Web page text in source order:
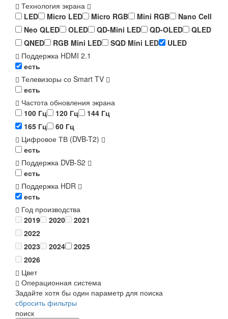
Технология экрана
LED
Micro LED Micro RGB Mini RGB
Nano Cell
Neo QLED
OLED QD-Mini LED QD-OLED
QLED
QNED
RGB Mini LED SQD Mini LED
ULED
Поддержка HDMI 2.1
есть
Телевизоры со Smart TV
есть
Частота обновления экрана
100 Гц
120 Гц
144 Гц
165 Гц
60 Гц
Цифровое ТВ (DVB-T2)
есть
Поддержка DVB-S2
есть
Поддержка HDR
есть
Год производства
2019
2020
2021
2022
2023
2024
2025
2026
Цвет
Операционная система
Задайте хотя бы один параметр для поиска
сбросить фильтры
поиск